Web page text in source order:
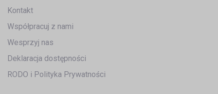
Kontakt
Współpracuj z nami
Wesprzyj nas
Deklaracja dostępności
RODO i Polityka Prywatności